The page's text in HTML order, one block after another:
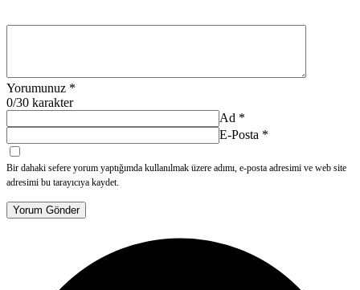
Yorumunuz *
0/30 karakter
Ad *
E-Posta *
Bir dahaki sefere yorum yaptığımda kullanılmak üzere adımı, e-posta adresimi ve web site
adresimi bu tarayıcıya kaydet.
Yorum Gönder